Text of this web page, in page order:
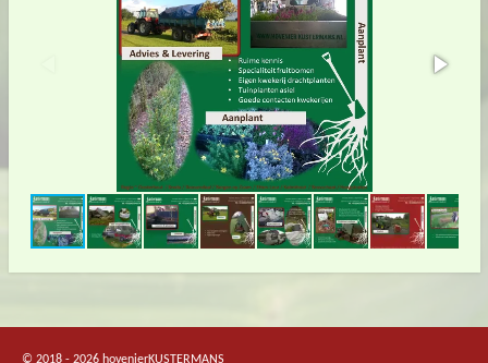
© 2018 - 2026 hovenierKUSTERMANS